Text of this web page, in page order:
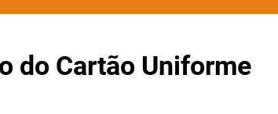
do Cartão Uniforme